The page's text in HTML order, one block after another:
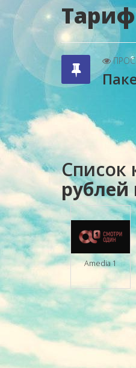
Список
рублей
Amedia 1